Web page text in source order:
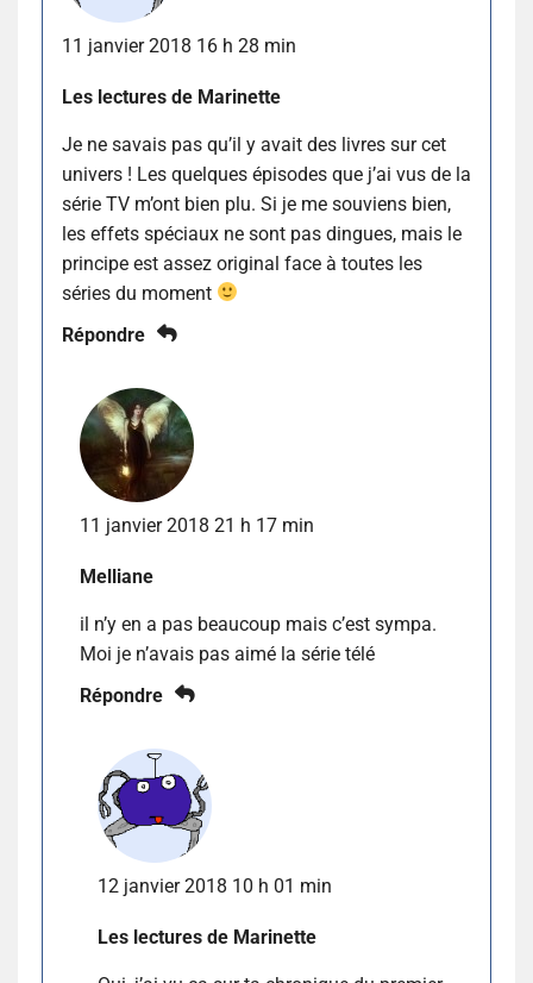
11 janvier 2018 16 h 28 min
Les lectures de Marinette
Je ne savais pas qu’il y avait des livres sur cet
univers ! Les quelques épisodes que j’ai vus de la
série TV m’ont bien plu. Si je me souviens bien,
les effets spéciaux ne sont pas dingues, mais le
principe est assez original face à toutes les
séries du moment
Répondre
11 janvier 2018 21 h 17 min
Melliane
il n’y en a pas beaucoup mais c’est sympa.
Moi je n’avais pas aimé la série télé
Répondre
12 janvier 2018 10 h 01 min
Les lectures de Marinette